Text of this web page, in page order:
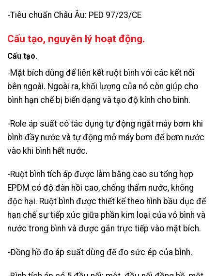
-Tiêu chuẩn Châu Âu: PED 97/23/CE
Cấu tạo, nguyên lý hoạt động.
Cấu tạo.
-Mặt bích dùng để liên kết ruột bình với các kết nối
bên ngoài. Ngoài ra, khối lượng của nó còn giúp cho
bình hạn chế bị biến dạng và tạo độ kính cho bình.
-Role áp suất có tác dụng tự động ngắt máy bơm khi
bình đầy nước và tự động mở máy bơm để bơm nước
vào khi bình hết nước.
-Ruột bình tích áp được làm bằng cao su tổng hợp
EPDM có độ đàn hồi cao, chống thấm nước, không
độc hại. Ruột bình được thiết kế theo hình bầu dục để
hạn chế sự tiếp xúc giữa phần kim loại của vỏ bình và
nước trong bình và được gắn trực tiếp vào mặt bích.
-Đồng hồ đo áp suất dùng để đo sức ép của bình.